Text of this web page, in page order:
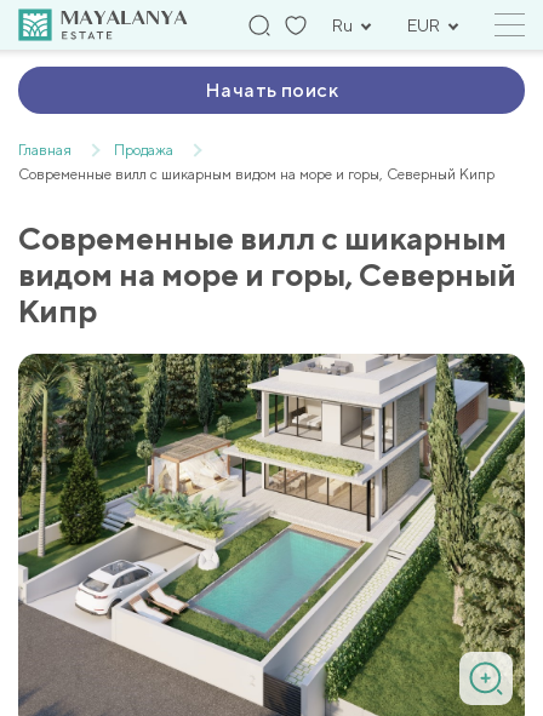
Ru EUR
Начать поиск
Главная
Продажа
Современные вилл с шикарным видом на море и горы, Северный Кипр
Современные вилл с шикарным
видом на море и горы, Северный
Кипр